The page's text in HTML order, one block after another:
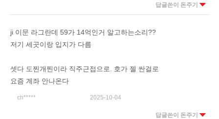
답글쓴이 돈주기
ji 이문 라그란데 59가 14억인거 알고하는소리??
저기 세곳이랑 입지가 다름
셋다 도찐개찐이라 직주근접으로. 호가 젤 싼걸로
요즘 계좌 안나온다
ch***** 2025-10-04
답글쓴이 돈주기